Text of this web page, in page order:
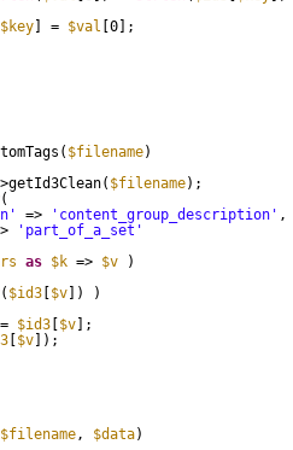
$key ] = $val [0];
$filename)
$filename);
(
=> 'content_group_description' ,
'part_of_a_set'
as $k => $v
)
( $id3 $v ]) )
$id3 $v ];
$v ]);
$filename, $data)